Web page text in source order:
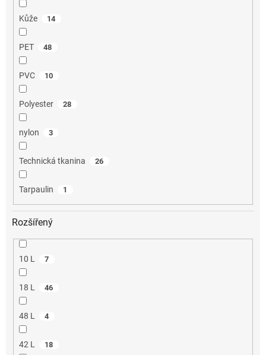
Kůže 14
PET 48
PVC 10
Polyester 28
nylon 3
Technická tkanina 26
Tarpaulin 1
Rozšířený
10 L 7
18 L 46
48 L 4
42 L 18